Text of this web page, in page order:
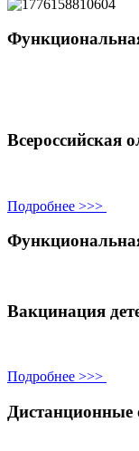
Всероссийская
Подробнее >>>
Вакцинация
Подробнее >>>
Дистанционные